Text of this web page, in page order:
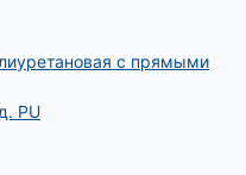
с прямыми
РU